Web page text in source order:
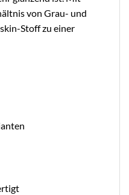
von Grau- und
Stoff zu einer